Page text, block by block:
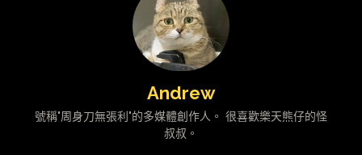
Andrew
號稱"周身刀無張利"的多媒體創作人。 很喜歡樂天熊仔的怪
叔叔。